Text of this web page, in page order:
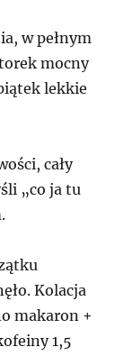
w pełnym
mocny
lekkie
cały
„co ja tu
Kolacja
makaron +
1,5